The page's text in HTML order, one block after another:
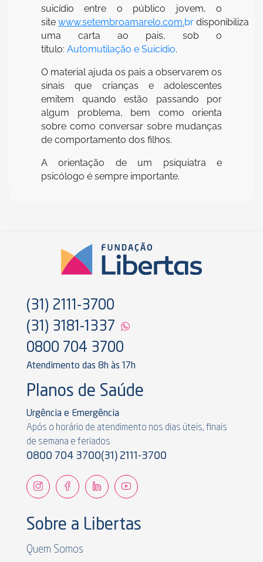
suicídio entre o público jovem, o
site www.setembroamarelo.com.br disponibiliza
uma carta ao pais, sob o
título: Automutilação e Suicídio.
O material ajuda os pais a observarem os
sinais que crianças e adolescentes
emitem quando estão passando por
algum problema, bem como orienta
sobre como conversar sobre mudanças
de comportamento dos filhos.
A orientação de um psiquiatra e
psicólogo é sempre importante.
(31) 2111-3700
(31) 3181-1337
0800 704 3700
Atendimento das 8h às 17h
Planos de Saúde
Urgência e Emergência
Após o horário de atendimento nos dias úteis, finais
de semana e feriados
0800 704 3700(31) 2111-3700
Sobre a Libertas
Quem Somos